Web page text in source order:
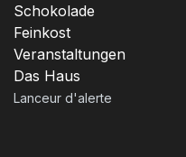
Schokolade
Feinkost
Veranstaltungen
Das Haus
Lanceur d'alerte